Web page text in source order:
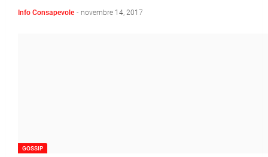
Info Consapevole - novembre 14, 2017
GOSSIP